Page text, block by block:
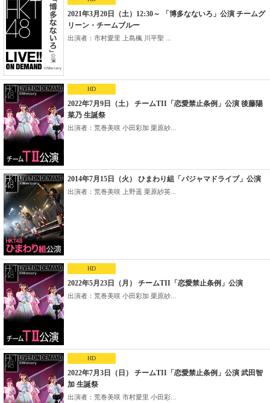
2021年3月20日（土）12:30～ 「博多なないろ」公演 チームグ
リーン・チームブルー
出演者：市村愛里 上島楓 川平聖 ...
HD
2022年7月9日（土） チームTII「恋愛禁止条例」公演 後藤陽
菜乃 生誕祭
出演者：荒巻美咲 小田彩加 栗原紗...
2014年7月15日（火） ひまわり組「パジャマドライブ」公演
出演者：荒巻美咲 上野遥 栗原紗英...
HD
2022年5月23日（月） チームTII「恋愛禁止条例」公演
出演者：荒巻美咲 小田彩加 栗原紗...
HD
2022年7月3日（日） チームTII「恋愛禁止条例」公演 武田智
加 生誕祭
出演者：荒巻美咲 市村愛里 小田彩...